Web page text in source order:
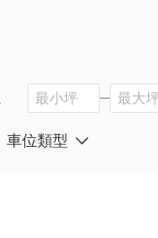
車位類型